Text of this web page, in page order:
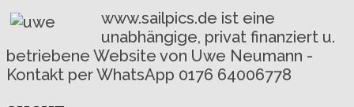
www.sailpics.de ist eine
unabhängige, privat finanziert u.
betriebene Website von Uwe Neumann -
Kontakt per WhatsApp 0176 64006778